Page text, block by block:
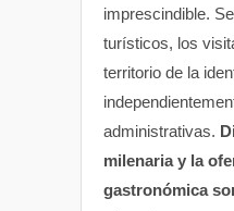
imprescindible.
turísticos, los
territorio de la
administrativas.
milenaria y la
gastronómica